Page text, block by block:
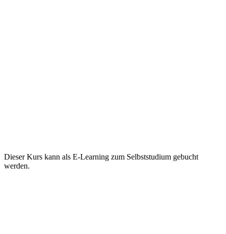
Dieser Kurs kann als E-Learning zum Selbststudium gebucht
werden.